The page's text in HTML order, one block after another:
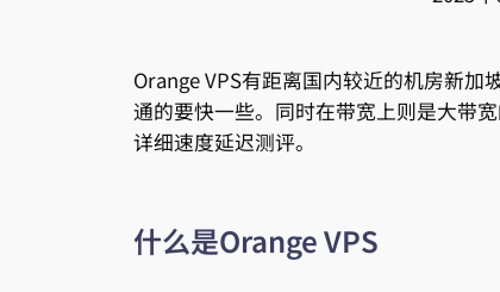
Orange VPS有距离国内较近的机房新
通的要快一些。同时在带宽上则是大带
详细速度延迟测评。
什么是Orange VPS